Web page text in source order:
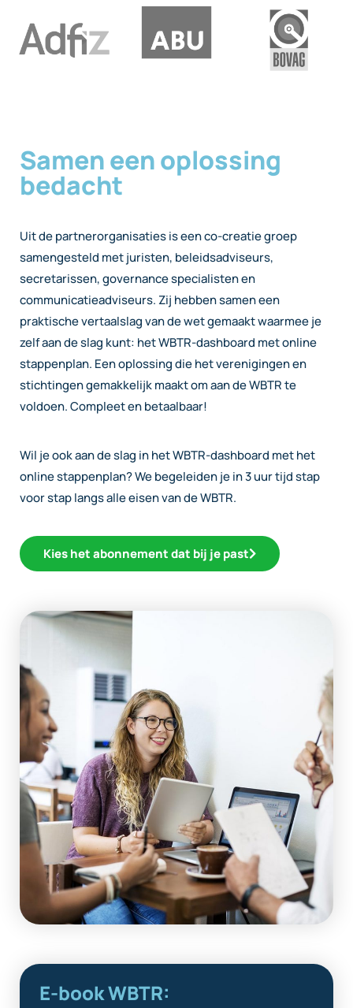
Samen een oplossing
bedacht
Uit de partnerorganisaties is een co-creatie groep
samengesteld met juristen, beleidsadviseurs,
secretarissen, governance specialisten en
communicatieadviseurs. Zij hebben samen een
praktische vertaalslag van de wet gemaakt waarmee je
zelf aan de slag kunt: het WBTR-dashboard met online
stappenplan. Een oplossing die het verenigingen en
stichtingen gemakkelijk maakt om aan de WBTR te
voldoen. Compleet en betaalbaar!
Wil je ook aan de slag in het WBTR-dashboard met het
online stappenplan? We begeleiden je in 3 uur tijd stap
voor stap langs alle eisen van de WBTR.
Kies het abonnement dat bij je past
E-book WBTR: